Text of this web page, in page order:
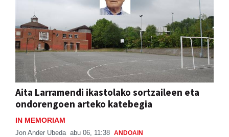
Aita Larramendi ikastolako sortzaileen eta
ondorengoen arteko katebegia
IN MEMORIAM
Jon Ander Ubeda abu 06, 11:38 ANDOAIN